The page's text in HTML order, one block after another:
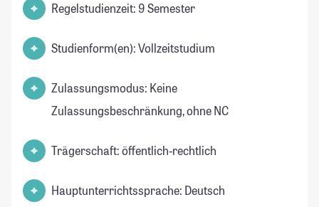
Regelstudienzeit: 9 Semester
Studienform(en): Vollzeitstudium
Zulassungsmodus: Keine
Zulassungsbeschränkung, ohne NC
Trägerschaft: öffentlich-rechtlich
Hauptunterrichtssprache: Deutsch